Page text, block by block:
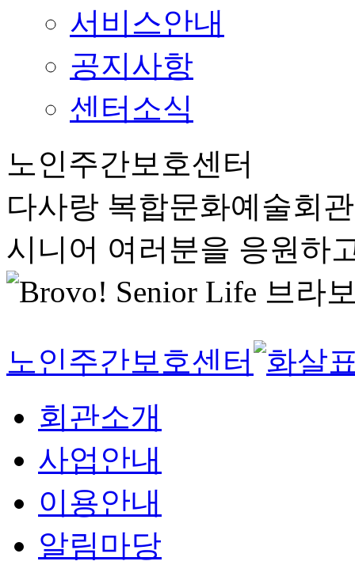
서비스안내
공지사항
센터소식
노인주간보호센터
다사랑 복합문화예술회
시니어 여러분을 응원하
노인주간보호센터
회관소개
사업안내
이용안내
알림마당